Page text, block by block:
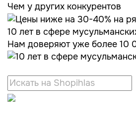
Чем у других конкурентов
10 лет в сфере
Нам доверяют уже более 10